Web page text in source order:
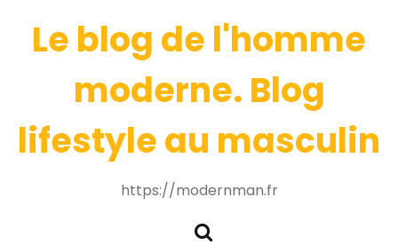
Le blog de l'homme
moderne. Blog
lifestyle au masculin
https://modernman.fr